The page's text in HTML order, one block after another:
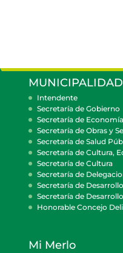
MUNICIPALIDAD
Intendente
Secretaría de Gobierno
Secretaría de Economía
Secretaría de Obras y
Secretaría de Salud
Secretaría de Cultura,
Secretaría de Cultura
Secretaría de
Secretaría de
Secretaría de
Honorable Concejo
Mi Merlo